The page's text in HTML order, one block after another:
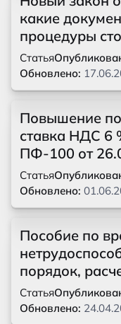
какие
процедуры
Статья
Обновлено:
Повышение
ставка НДС 6
ПФ-100 от
Статья
Обновлено:
Пособие по
порядок,
Статья
Обновлено: